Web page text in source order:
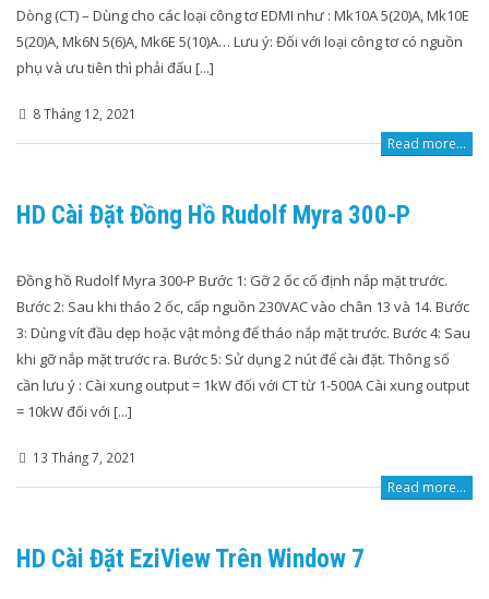
Dòng (CT) – Dùng cho các loại công tơ EDMI như : Mk10A 5(20)A, Mk10E
5(20)A, Mk6N 5(6)A, Mk6E 5(10)A… Lưu ý: Đối với loại công tơ có nguồn
phụ và ưu tiên thì phải đấu [...]
8 Tháng 12, 2021
Read more...
HD Cài Đặt Đồng Hồ Rudolf Myra 300-P
Đồng hồ Rudolf Myra 300-P Bước 1: Gỡ 2 ốc cố định nắp mặt trước.
Bước 2: Sau khi tháo 2 ốc, cấp nguồn 230VAC vào chân 13 và 14. Bước
3: Dùng vít đầu dẹp hoặc vật mỏng để tháo nắp mặt trước. Bước 4: Sau
khi gỡ nắp mặt trước ra. Bước 5: Sử dụng 2 nút để cài đặt. Thông số
cần lưu ý : Cài xung output = 1kW đối với CT từ 1-500A Cài xung output
= 10kW đối với [...]
13 Tháng 7, 2021
Read more...
HD Cài Đặt EziView Trên Window 7